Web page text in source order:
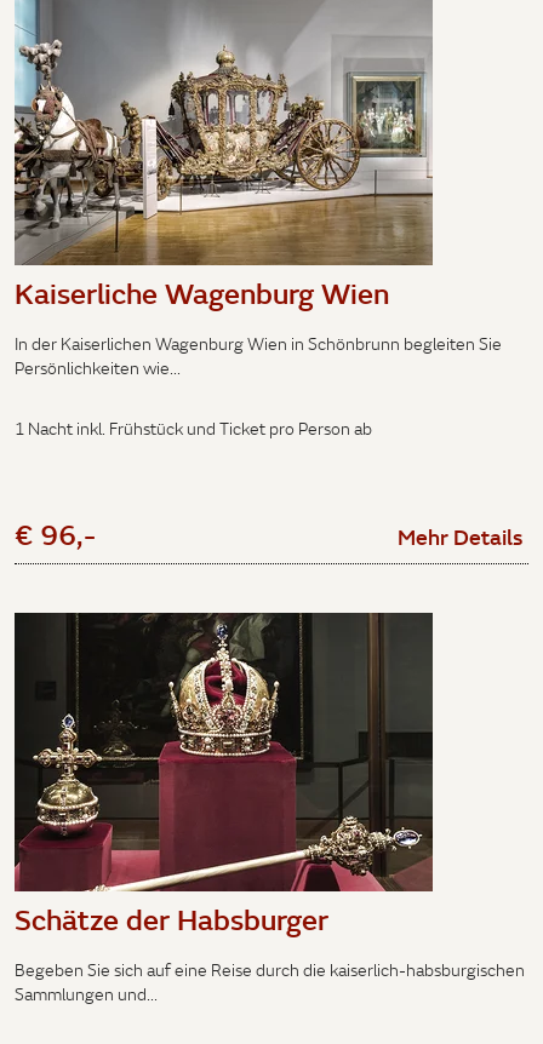
Kaiserliche Wagenburg Wien
In der Kaiserlichen Wagenburg Wien in Schönbrunn begleiten Sie
Persönlichkeiten wie...
1 Nacht inkl. Frühstück und Ticket pro Person ab
€ 96,- Mehr Details
Schätze der Habsburger
Begeben Sie sich auf eine Reise durch die kaiserlich-habsburgischen
Sammlungen und...